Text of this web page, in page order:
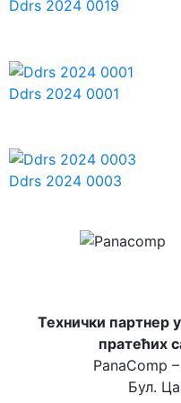
Ddrs 2024 0019
Ddrs 2024 0001
Ddrs 2024 0003
Технички партнер
пратећих
PanaComp
Бул.